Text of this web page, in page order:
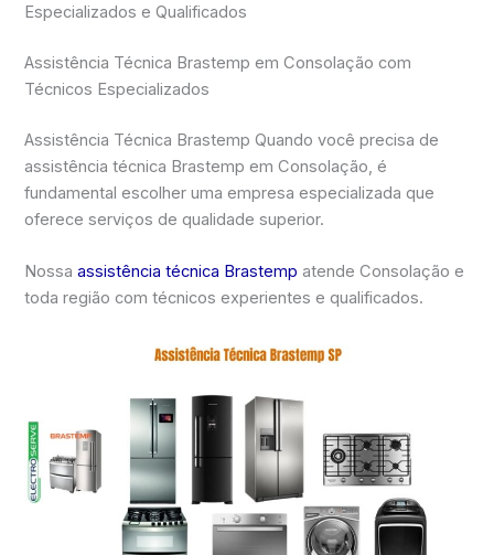
Especializados e Qualificados
Assistência Técnica Brastemp em Consolação com
Técnicos Especializados
Assistência Técnica Brastemp Quando você precisa de
assistência técnica Brastemp em Consolação, é
fundamental escolher uma empresa especializada que
oferece serviços de qualidade superior.
Nossaassistência técnica Brastemp atende Consolação e
toda região com técnicos experientes e qualificados.